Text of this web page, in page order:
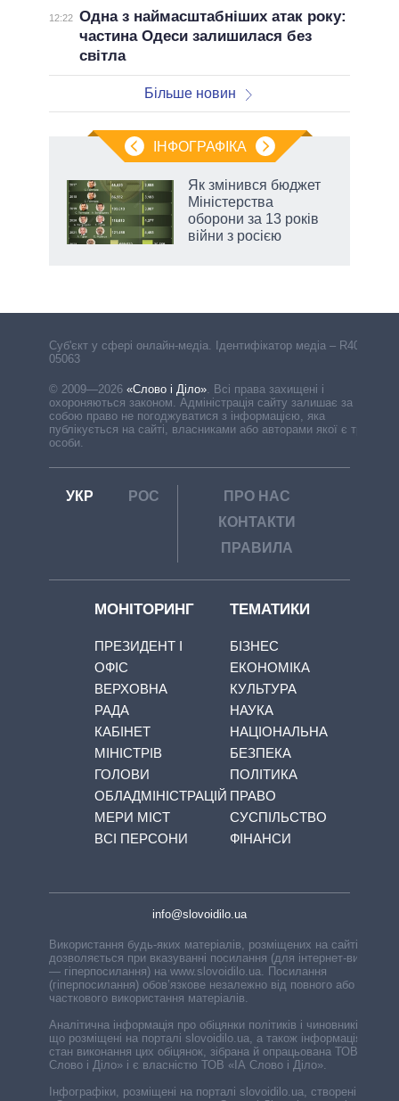
12:22 Одна з наймасштабніших атак року:
частина Одеси залишилася без
світла
Більше новин
ІНФОГРАФІКА
Як змінився бюджет
Міністерства
оборони за 13 років
війни з росією
Cуб'єкт у сфері онлайн-медіа. Ідентифікатор медіа – R40-
05063
© 2009—2026 «Слово і Діло». Всі права захищені і
охороняються законом. Адміністрація сайту залишає за
собою право не погоджуватися з інформацією, яка
публікується на сайті, власниками або авторами якої є треті
особи.
УКР РОС
ПРО НАС
КОНТАКТИ
ПРАВИЛА
МОНІТОРИНГ
ПРЕЗИДЕНТ І
ОФІС
ВЕРХОВНА
РАДА
КАБІНЕТ
МІНІСТРІВ
ГОЛОВИ
ОБЛАДМІНІСТРАЦІЙ
МЕРИ МІСТ
ВСІ ПЕРСОНИ
ТЕМАТИКИ
БІЗНЕС
ЕКОНОМІКА
КУЛЬТУРА
НАУКА
НАЦІОНАЛЬНА
БЕЗПЕКА
ПОЛІТИКА
ПРАВО
СУСПІЛЬСТВО
ФІНАНСИ
info@slovoidilo.ua
Використання будь-яких матеріалів, розміщених на сайті,
дозволяється при вказуванні посилання (для інтернет-видань
— гіперпосилання) на www.slovoidilo.ua. Посилання
(гіперпосилання) обов’язкове незалежно від повного або
часткового використання матеріалів.
Аналітична інформація про обіцянки політиків і чиновників,
що розміщені на порталі slovoidilo.ua, а також інформація про
стан виконання цих обіцянок, зібрана й опрацьована ТОВ «ІА
Слово і Діло» і є власністю ТОВ «ІА Слово і Діло».
Інфографіки, розміщені на порталі slovoidilo.ua, створені ГО